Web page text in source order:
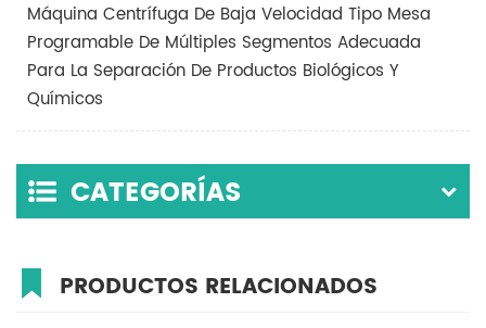
Máquina Centrífuga De Baja Velocidad Tipo Mesa
Programable De Múltiples Segmentos Adecuada
Para La Separación De Productos Biológicos Y
Químicos
CATEGORÍAS
PRODUCTOS RELACIONADOS